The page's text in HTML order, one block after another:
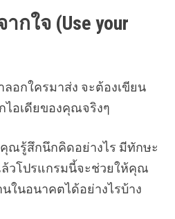
กใจ (Use your
อกใครมาส่ง จะต้องเขียน
อเดียของคุณจริงๆ
ณรู้สึกนึกคิดอย่างไร มีทักษะ
ล้วโปรแกรมนี้จะช่วยให้คุณ
ในอนาคตได้อย่างไรบ้าง